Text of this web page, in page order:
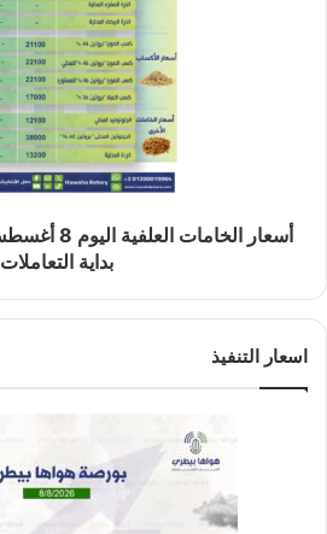
بداية التعاملات
اسعار التنفيذ